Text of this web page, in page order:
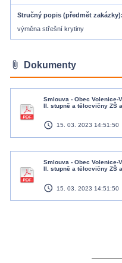
Stručný popis (předmět zakázky)
výměna střešní krytiny
attach_file Dokumenty
Smlouva - Obec
II. stupně a tělocvičny ZŠ
access_time 15. 03. 2023 14:51:50
Smlouva - Obec
II. stupně a tělocvičny ZŠ
access_time 15. 03. 2023 14:51:50